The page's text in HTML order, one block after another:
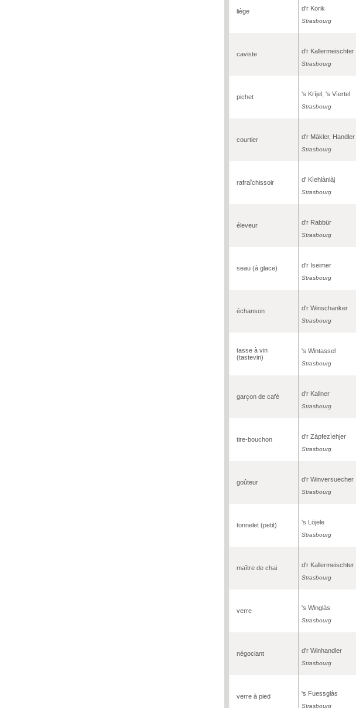
liège d'r Korik
Strasbourg
caviste d'r Kallermeischter
Strasbourg
pichet 's Krìjel, 's Vìertel
Strasbourg
courtier d'r Màkler, Handler
Strasbourg
rafraîchissoir d' Kìehlànlàj
Strasbourg
éleveur d'r Rabbür
Strasbourg
seau (à glace) d'r Iseimer
Strasbourg
échanson d'r Winschanker
Strasbourg
tasse à vin
(tastevin)
's Wintassel
Strasbourg
garçon de café d'r Kallner
Strasbourg
tire-bouchon d'r Zàpfezìehjer
Strasbourg
goûteur d'r Winversuecher
Strasbourg
tonnelet (petit) 's Löjele
Strasbourg
maître de chai d'r Kallermeischter
Strasbourg
verre 's Winglàs
Strasbourg
négociant d'r Winhandler
Strasbourg
verre à pied 's Fuessglàs
Strasbourg